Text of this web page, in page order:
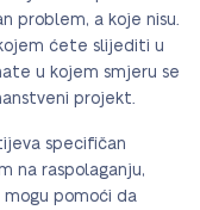
problem, a koje nisu.
ćete slijediti u
u kojem smjeru se
projekt.
specifičan
na raspolaganju,
pomoći da